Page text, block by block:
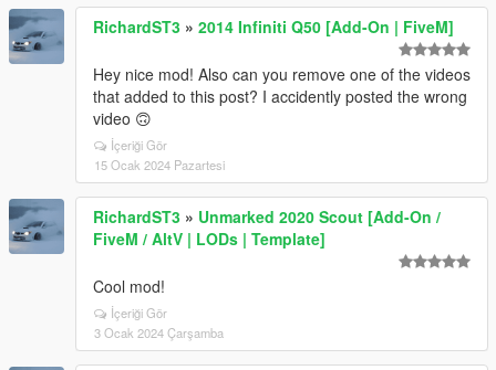
RichardST3 » 2014 Infiniti Q50 [Add-On | FiveM]
Hey nice mod! Also can you remove one of the videos
that added to this post? I accidently posted the wrong
video 🙃
İçeriği Gör
15 Ocak 2024 Pazartesi
RichardST3 » Unmarked 2020 Scout [Add-On /
FiveM / AltV | LODs | Template]
Cool mod!
İçeriği Gör
3 Ocak 2024 Çarşamba